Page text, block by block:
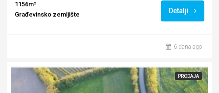
1156m²
Građevinsko zemljište
Detalji
6 dana ago
PRODAJA